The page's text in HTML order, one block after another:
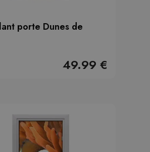
porte Dunes de
49.99 €